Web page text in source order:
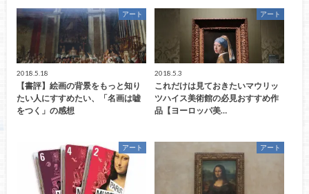
アート
2018.5.18
【書評】絵画の背景をもっと知り
たい人にすすめたい、「名画は嘘
をつく」の感想
アート
2018.5.3
これだけは見ておきたいマウリッ
ツハイス美術館の必見おすすめ作
品【ヨーロッパ美…
アート アート